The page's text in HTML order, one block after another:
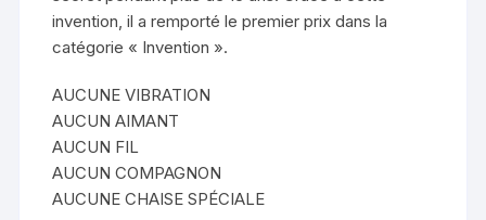
invention, il a remporté le premier prix dans la
catégorie « Invention ».
AUCUNE VIBRATION
AUCUN AIMANT
AUCUN FIL
AUCUN COMPAGNON
AUCUNE CHAISE SPÉCIALE